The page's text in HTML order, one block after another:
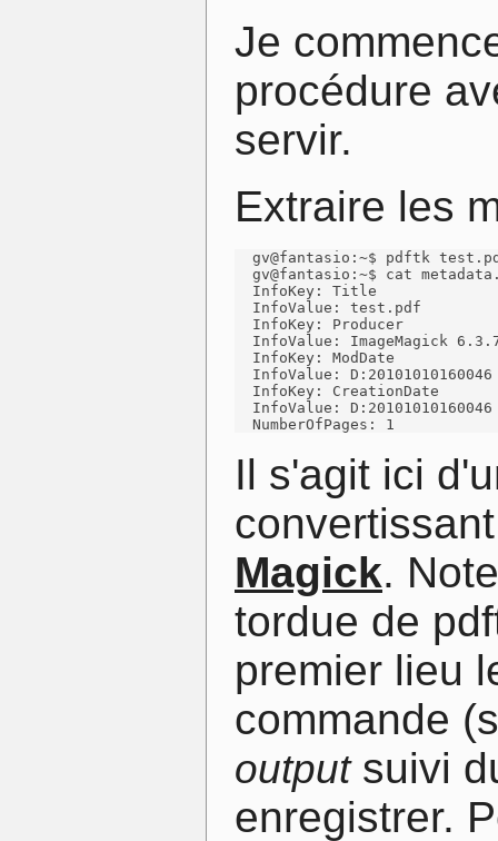
Je
procédure
servir.
Extraire les
gv@fantasio:~$ pdftk
gv@fantasio:~$ cat
  InfoKey: Title
  InfoValue: test.pdf
  InfoKey: Producer
InfoValue: ImageMagick
  InfoKey: ModDate
  InfoValue: D:20101010160046
  InfoKey: CreationDate
  InfoValue: D:20101010160046
  NumberOfPages: 1
Il s'agit ici
Magick.
tordue de
premier lieu
commande
outputsuivi
enregistrer.